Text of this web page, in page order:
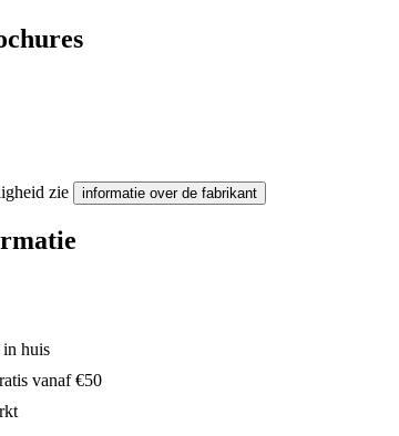
zie informatie over de fabrikant
in huis
vanaf €50